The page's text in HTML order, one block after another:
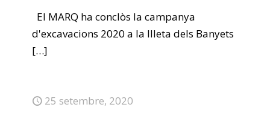
El MARQ ha conclòs la campanya
d'excavacions 2020 a la Illeta dels Banyets
[…]
25 setembre, 2020